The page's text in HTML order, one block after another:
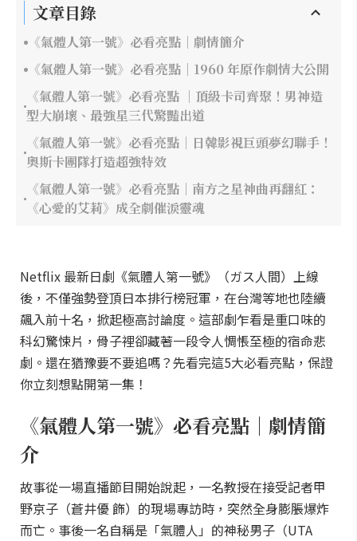
文章目錄
《氣體人第一號》必看亮點｜劇情簡介
《氣體人第一號》必看亮點｜1960 年原作劇情大公開
《氣體人第一號》必看亮點 ｜頂級卡司齊聚！男神造
型大崩壞、最強星三代驚豔出道
《氣體人第一號》必看亮點｜日韓影視巨頭夢幻聯手！
奧斯卡團隊打造超強特效
《氣體人第一號》必看亮點｜南方之星神曲再翻紅：
《心愛的艾莉》成全劇催淚靈魂
Netflix 最新日劇《氣體人第一號》（ガス人間）上線
後，不僅強勢登頂日本排行榜冠軍，在台灣等地也陸續
飆入前十名，掀起極高討論度。這部劇乍看是重口味的
科幻驚悚片，骨子裡卻藏著一段令人惆悵至極的宿命悲
劇。還在猶豫要不要追嗎？先看完這5大必看亮點，保證
你立刻想點開第一集！
《氣體人第一號》必看亮點｜劇情簡
介
故事從一場直播節目開始說起，一名教授在接受記者甲
野京子（蒼井優 飾）的現場專訪時，突然全身膨脹爆炸
而亡。事後一名自稱是「氣體人」的神秘男子（UTA